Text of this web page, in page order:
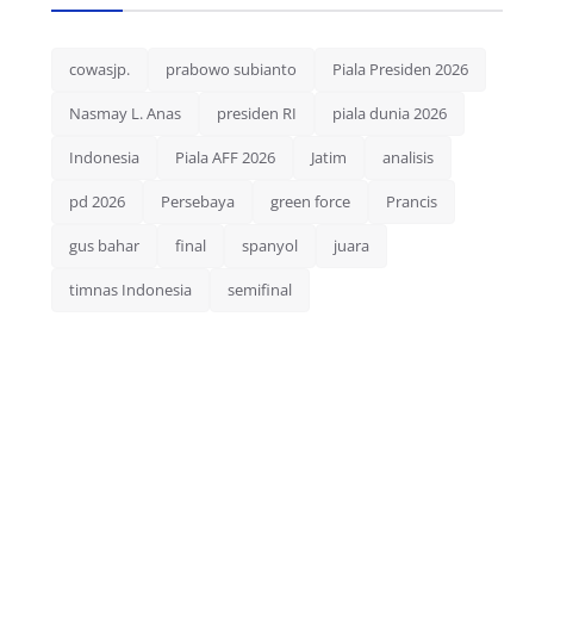
cowasjp. prabowo subianto Piala Presiden 2026
Nasmay L. Anas presiden RI piala dunia 2026
Indonesia Piala AFF 2026 Jatim analisis
pd 2026 Persebaya green force Prancis
gus bahar final spanyol juara
timnas Indonesia semifinal